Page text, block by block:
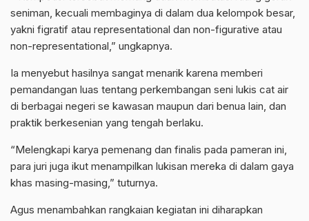
seniman, kecuali membaginya di dalam dua kelompok besar,
yakni figratif atau representational dan non-figurative atau
non-representational,” ungkapnya.
Ia menyebut hasilnya sangat menarik karena memberi
pemandangan luas tentang perkembangan seni lukis cat air
di berbagai negeri se kawasan maupun dari benua lain, dan
praktik berkesenian yang tengah berlaku.
“Melengkapi karya pemenang dan finalis pada pameran ini,
para juri juga ikut menampilkan lukisan mereka di dalam gaya
khas masing-masing,” tuturnya.
Agus menambahkan rangkaian kegiatan ini diharapkan